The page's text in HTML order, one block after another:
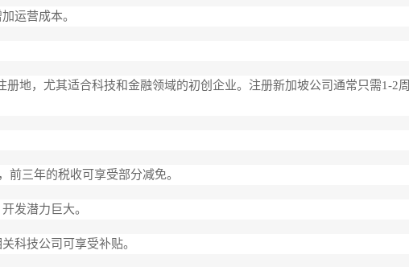
运营成本。
地，尤其适合科技和金融领域的初创企业。注册新加坡公司通常只需1-2周
前三年的税收可享受部分减免。
发潜力巨大。
科技公司可享受补贴。